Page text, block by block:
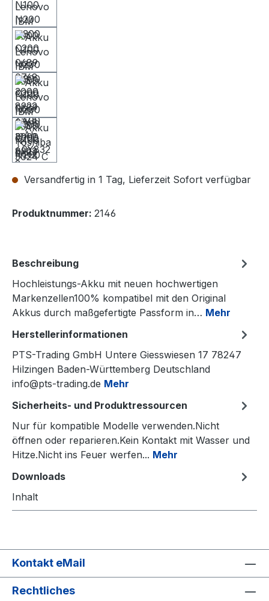
Versandfertig in 1 Tag, Lieferzeit Sofort verfügbar
Produktnummer: 2146
Beschreibung
Hochleistungs-Akku mit neuen hochwertigen
Markenzellen100% kompatibel mit den Original
Akkus durch maßgefertigte Passform in… Mehr
Herstellerinformationen
PTS-Trading GmbH Untere Giesswiesen 17 78247
Hilzingen Baden-Württemberg Deutschland
info@pts-trading.de Mehr
Sicherheits- und Produktressourcen
Nur für kompatible Modelle verwenden.Nicht
öffnen oder reparieren.Kein Kontakt mit Wasser und
Hitze.Nicht ins Feuer werfen... Mehr
Downloads
Inhalt
Kontakt eMail
Rechtliches